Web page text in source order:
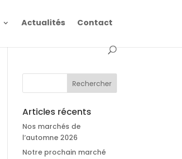
Actualités Contact
Articles récents
Nos marchés de
l’automne 2026
Notre prochain marché